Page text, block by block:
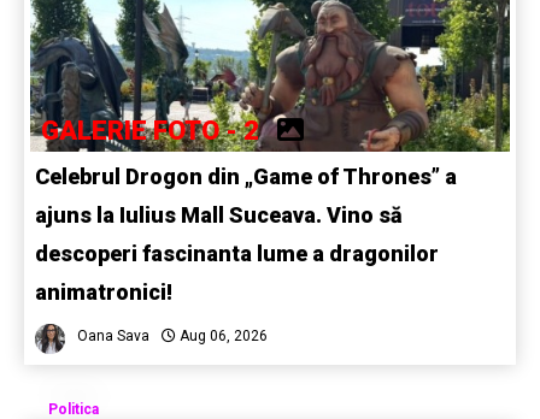
GALERIE FOTO - 2
Celebrul Drogon din „Game of Thrones” a
ajuns la Iulius Mall Suceava. Vino să
descoperi fascinanta lume a dragonilor
animatronici!
Oana Sava Aug 06, 2026
Politica